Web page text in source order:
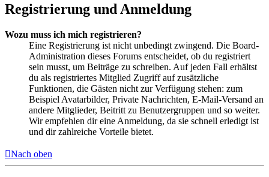
Registrierung und Anmeldung
Wozu muss ich mich registrieren?
Eine Registrierung ist nicht unbedingt zwingend. Die Board-
Administration dieses Forums entscheidet, ob du registriert
sein musst, um Beiträge zu schreiben. Auf jeden Fall erhältst
du als registriertes Mitglied Zugriff auf zusätzliche
Funktionen, die Gästen nicht zur Verfügung stehen: zum
Beispiel Avatarbilder, Private Nachrichten, E-Mail-Versand an
andere Mitglieder, Beitritt zu Benutzergruppen und so weiter.
Wir empfehlen dir eine Anmeldung, da sie schnell erledigt ist
und dir zahlreiche Vorteile bietet.
Nach oben